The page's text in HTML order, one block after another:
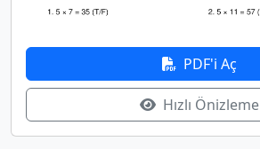
PDF'i Aç
Hızlı Önizleme